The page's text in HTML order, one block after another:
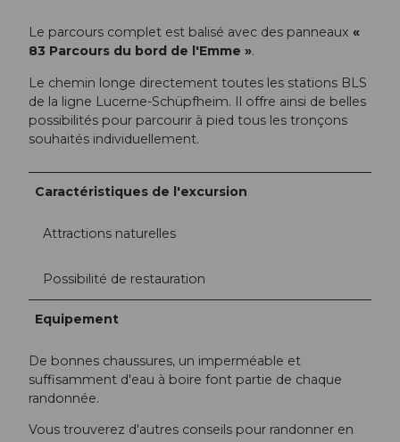
Le parcours complet est balisé avec des panneaux «
83 Parcours du bord de l'Emme ».
Le chemin longe directement toutes les stations BLS
de la ligne Lucerne-Schüpfheim. Il offre ainsi de belles
possibilités pour parcourir à pied tous les tronçons
souhaités individuellement.
Caractéristiques de l'excursion
Attractions naturelles
Possibilité de restauration
Equipement
De bonnes chaussures, un imperméable et
suffisamment d'eau à boire font partie de chaque
randonnée.
Vous trouverez d'autres conseils pour randonner en